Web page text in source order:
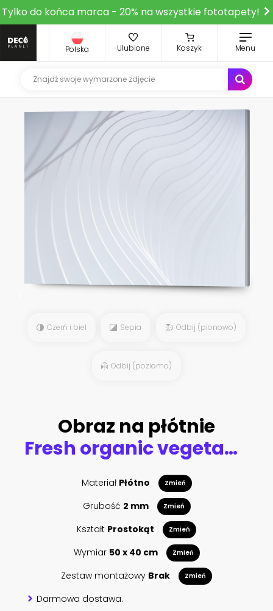
Tylko do końca marca - 20% na wszystkie fototapety!
Polska Ulubione Koszyk Menu
Czerń i biel Sepia Odbij (pionowo)
Odbij (poziomo)
Obraz na płótnie
Fresh organic vegetables in wicker basket in the garden
Materiał Płótno Zmień
Grubość 2 mm Zmień
Kształt Prostokąt Zmień
Wymiar 50 x 40 cm Zmień
Zestaw montażowy Brak Zmień
Darmowa dostawa.